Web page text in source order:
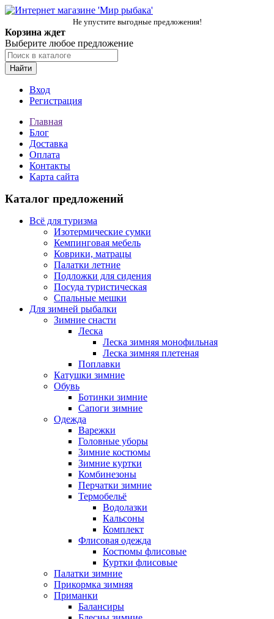
Не упустите выгодные предложения!
Корзина ждет
Выберите любое предложение
Найти
Вход
Регистрация
Главная
Блог
Доставка
Оплата
Контакты
Карта сайта
Каталог предложений
Всё для туризма
Изотермические сумки
Кемпинговая мебель
Коврики, матрацы
Палатки летние
Подложки для сидения
Посуда туристическая
Спальные мешки
Для зимней рыбалки
Зимние снасти
Леска
Леска зимняя монофильная
Леска зимняя плетеная
Поплавки
Катушки зимние
Обувь
Ботинки зимние
Сапоги зимние
Одежда
Варежки
Головные уборы
Зимние костюмы
Зимние куртки
Комбинезоны
Перчатки зимние
Термобельё
Водолазки
Кальсоны
Комплект
Флисовая одежда
Костюмы флисовые
Куртки флисовые
Палатки зимние
Прикормка зимняя
Приманки
Балансиры